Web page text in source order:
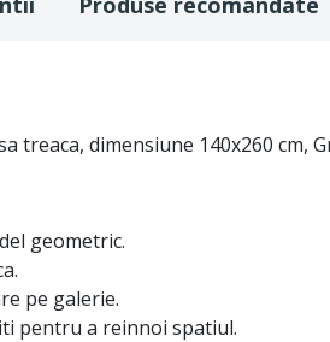
treaca, dimensiune 140x260 cm,
geometric.
pe galerie.
pentru a reinnoi spatiul.